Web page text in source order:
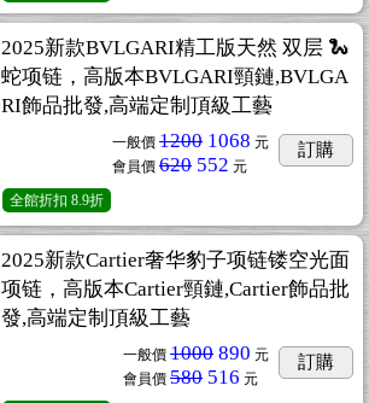
2025新款BVLGARI精工版天然 双层 🐍
蛇项链，高版本BVLGARI頸鏈,BVLGA
RI飾品批發,高端定制頂級工藝
一般價 1200 1068 元
會員價 620 552 元
訂購
全館折扣 8.9折
2025新款Cartier奢华豹子项链镂空光面
项链，高版本Cartier頸鏈,Cartier飾品批
發,高端定制頂級工藝
一般價 1000 890 元
會員價 580 516 元
訂購